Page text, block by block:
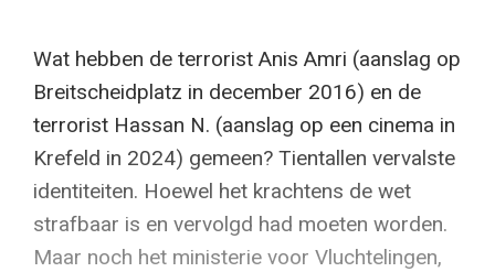
Wat hebben de terrorist Anis Amri (aanslag op
Breitscheidplatz in december 2016) en de
terrorist Hassan N. (aanslag op een cinema in
Krefeld in 2024) gemeen? Tientallen vervalste
identiteiten. Hoewel het krachtens de wet
strafbaar is en vervolgd had moeten worden.
Maar noch het ministerie voor Vluchtelingen,